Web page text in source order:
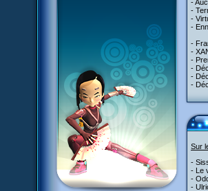
-
-
-
-
-
-
-
-
-
-
Sur
-
- Le
-
-